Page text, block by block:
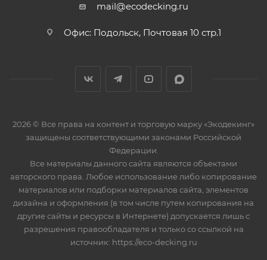
mail@ecodecking.ru
Офис: Подольск, Почтовая 10 стр.1
2026 © Все права на контент и торговую марку «Экодекинг»
защищены соответствующими законами Российской
Федерации.
Все материалы данного сайта являются объектами
авторского права. Любое использование либо копирование
материалов или подборки материалов сайта, элементов
дизайна и оформления (в том числе путем копирования на
другие сайты и ресурсы в Интернете) допускается лишь с
разрешения правообладателя и только со ссылкой на
источник: https://eco-decking.ru